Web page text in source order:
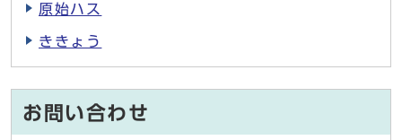
原始ハス
ききょう
お問い合わせ